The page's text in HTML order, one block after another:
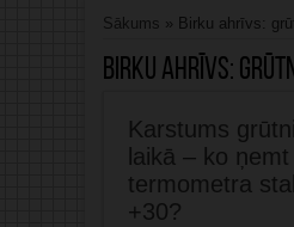
Sākums » Birku ahrīvs:
Birku ahrīvs:
Karstums
laikā – ko
termometra
+30?